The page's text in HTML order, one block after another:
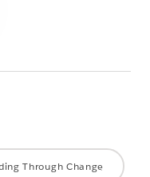
Through Change